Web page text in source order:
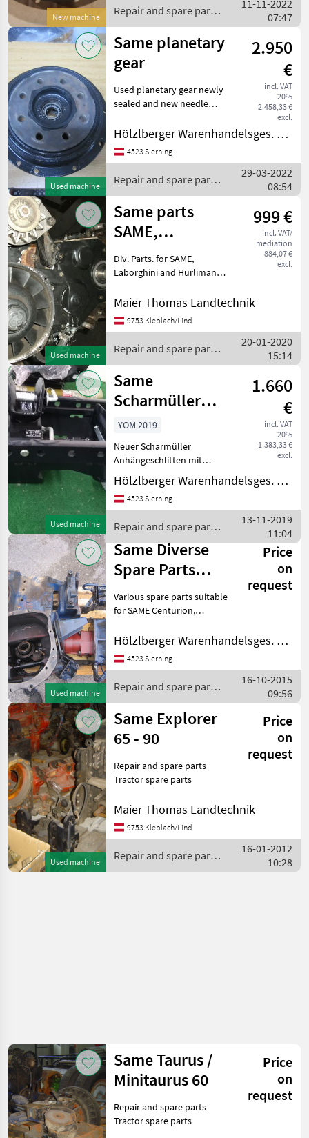
New machine
Repair an
Repair and spare parts
/ Same
11-11-2022
07:47
Used machine
Same planetary
gear
2.950
€
incl. VAT
20%
2.458,33 €
excl.
Used planetary gear newly
sealed and new needle
for: Seed Explorer 65-90
Identical Lamborghini and
Hürlimann Z-28 Repair and
Hölzlberger Warenhandelsges. m. b. H.
4523 Sierning
Repair and spare parts
/ Same
29-03-2022
08:54
Used machine
Same parts
SAME,
Lamborghini,
Hürlimann
999 €
incl. VAT/
mediation
884,07 €
excl.
Div. Parts. for SAME,
Laborghini and Hürlimann
Tractor spare parts
Maier Thomas Landtechnik
9753 Kleblach/Lind
Repair and spare parts
/ Same
20-01-2020
15:14
Used machine
Same
Scharmüller
Anhängevorrichtung
mechanisch
1.660
€
incl. VAT
20%
1.383,33 €
excl.
YOM 2019
Neuer Scharmüller
Anhängeschlitten mit
mechanischem Zugmaul.
Passend zu: Same Explorer I
55/60/70 Same Explorer II
Deutz Fahr Agro
Hölzlberger Warenhandelsges. m. b. H.
4523 Sierning
Repair and spare parts
/ Same
13-11-2019
11:04
Used machine
Same Diverse
Spare Parts
Centurion,
Centauro,
Price
on
request
Various spare parts suitable
for SAME Centurion,
on request Repair and
spare parts Tractor spare
parts
Hölzlberger Warenhandelsges. m. b. H.
4523 Sierning
Repair and spare parts
/ Same
16-10-2015
09:56
Used machine
Same Explorer
65 - 90
Price
on
request
Repair and spare parts
Tractor spare parts
Maier Thomas Landtechnik
9753 Kleblach/Lind
Repair and spare parts
/ Same
16-01-2012
10:28
Same Taurus /
Minitaurus 60
Price
on
request
Repair and spare parts
Tractor spare parts